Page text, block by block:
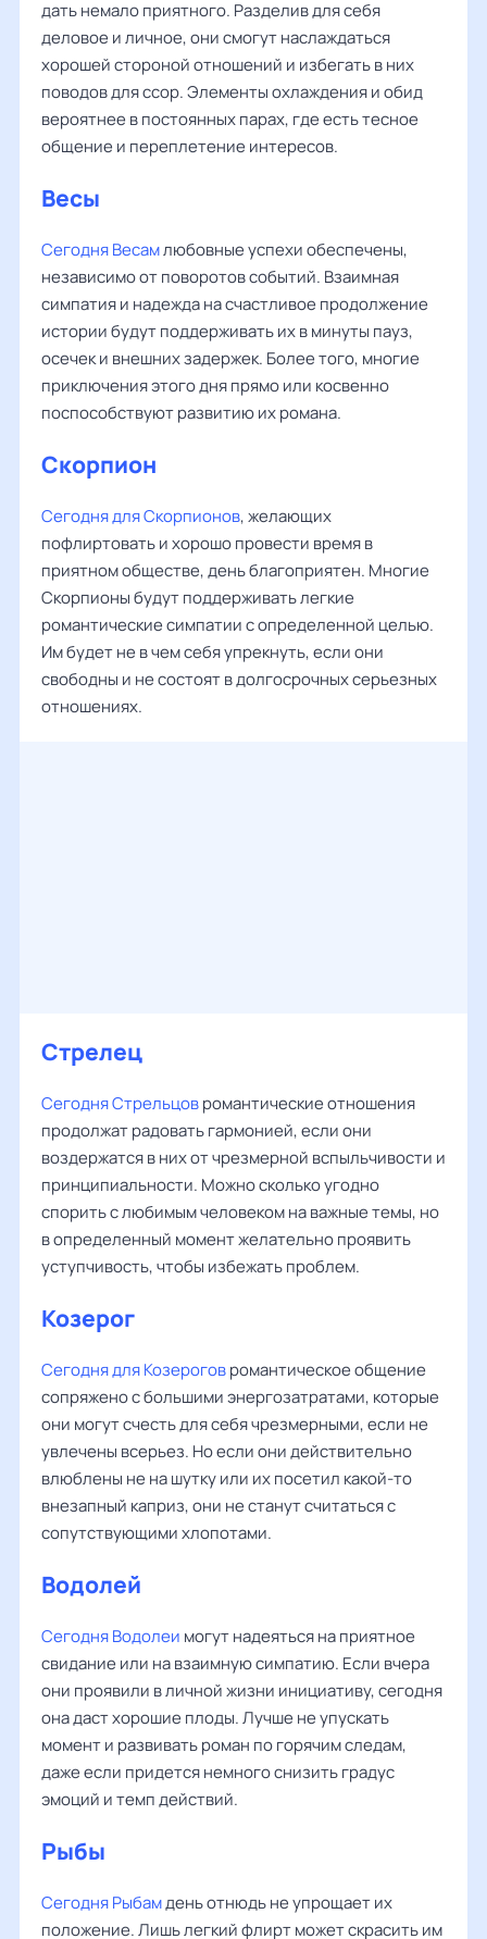
дать немало приятного. Разделив для себя
деловое и личное, они смогут наслаждаться
хорошей стороной отношений и избегать в них
поводов для ссор. Элементы охлаждения и обид
вероятнее в постоянных парах, где есть тесное
общение и переплетение интересов.
Весы
Сегодня Весамлюбовные успехи обеспечены,
независимо от поворотов событий. Взаимная
симпатия и надежда на счастливое продолжение
истории будут поддерживать их в минуты пауз,
осечек и внешних задержек. Более того, многие
приключения этого дня прямо или косвенно
поспособствуют развитию их романа.
Скорпион
Сегодня для Скорпионов, желающих
пофлиртовать и хорошо провести время в
приятном обществе, день благоприятен. Многие
Скорпионы будут поддерживать легкие
романтические симпатии с определенной целью.
Им будет не в чем себя упрекнуть, если они
свободны и не состоят в долгосрочных серьезных
отношениях.
Стрелец
Сегодня Стрельцовромантические отношения
продолжат радовать гармонией, если они
воздержатся в них от чрезмерной вспыльчивости и
принципиальности. Можно сколько угодно
спорить с любимым человеком на важные темы, но
в определенный момент желательно проявить
уступчивость, чтобы избежать проблем.
Козерог
Сегодня для Козероговромантическое общение
сопряжено с большими энергозатратами, которые
они могут счесть для себя чрезмерными, если не
увлечены всерьез. Но если они действительно
влюблены не на шутку или их посетил какой-то
внезапный каприз, они не станут считаться с
сопутствующими хлопотами.
Водолей
Сегодня Водолеи могут надеяться на приятное
свидание или на взаимную симпатию. Если вчера
они проявили в личной жизни инициативу, сегодня
она даст хорошие плоды. Лучше не упускать
момент и развивать роман по горячим следам,
даже если придется немного снизить градус
эмоций и темп действий.
Рыбы
Сегодня Рыбамдень отнюдь не упрощает их
положение. Лишь легкий флирт может скрасить им